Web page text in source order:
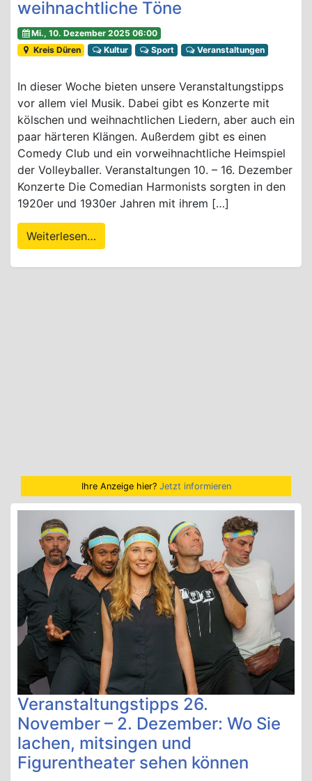
weihnachtliche Töne
Mi., 10. Dezember 2025 06:00
Kreis Düren
Kultur Sport Veranstaltungen
In dieser Woche bieten unsere Veranstaltungstipps
vor allem viel Musik. Dabei gibt es Konzerte mit
kölschen und weihnachtlichen Liedern, aber auch ein
paar härteren Klängen. Außerdem gibt es einen
Comedy Club und ein vorweihnachtliche Heimspiel
der Volleyballer. Veranstaltungen 10. – 16. Dezember
Konzerte Die Comedian Harmonists sorgten in den
1920er und 1930er Jahren mit ihrem […]
Weiterlesen…
Ihre Anzeige hier? Jetzt informieren
Veranstaltungstipps 26.
November – 2. Dezember: Wo Sie
lachen, mitsingen und
Figurentheater sehen können